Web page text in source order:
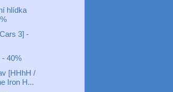
hlídka
3] -
40%
[HHhH /
Iron H...